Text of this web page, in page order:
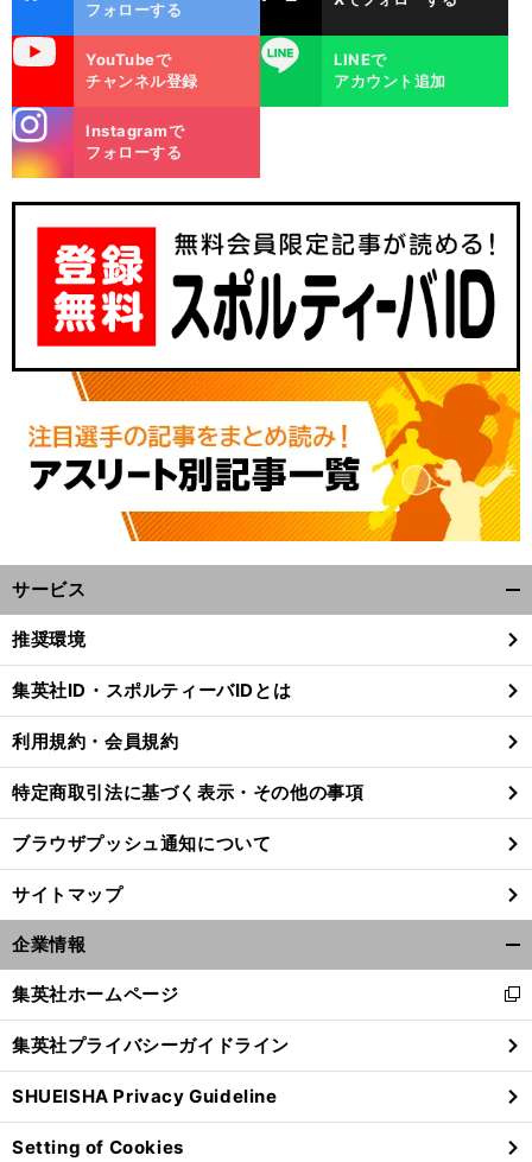
、
前
へ
フォローする
YouTubeで
チャンネル登録
LINE
LINEで
アカウント追加
m
Instagramで
フォローする
サービス
閉
る
推奨環境
集英社ID・スポルティーバIDとは
利用規約・会員規約
特定商取引法に基づく表示・その他の事項
ブラウザプッシュ通知について
サイトマップ
企業情報
閉
る
集英社ホームページ
新
し
い
ウ
ィ
ン
ド
集英社プライバシーガイドライン
SHUEISHA Privacy Guideline
Setting of Cookies